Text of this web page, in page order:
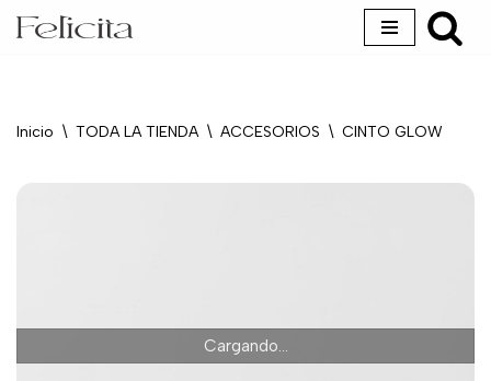
Inicio \ TODA LA TIENDA \ ACCESORIOS \ CINTO GLOW
Cargando...